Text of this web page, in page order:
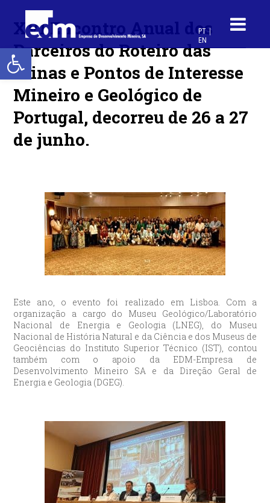
Open toolbar
PT
EN
XVI Encontro Anual dos
Parceiros do Roteiro das
Minas e Pontos de Interesse
Mineiro e Geológico de
Portugal, decorreu de 26 a 27
de junho.
Este ano, o evento foi realizado em Lisboa. Com a
organização a cargo do Museu Geológico/Laboratório
Nacional de Energia e Geologia (LNEG), do Museu
Nacional de História Natural e da Ciência e dos Museus de
Geociências do Instituto Superior Técnico (IST), contou
também com o apoio da EDM-Empresa de
Desenvolvimento Mineiro SA e da Direção Geral de
Energia e Geologia (DGEG).